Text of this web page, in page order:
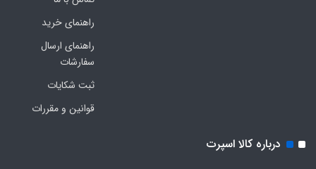
راهنمای خرید
راهنمای ارسال
سفارشات
ثبت شکایات
قوانین و مقررات
درباره کالا اسپرت